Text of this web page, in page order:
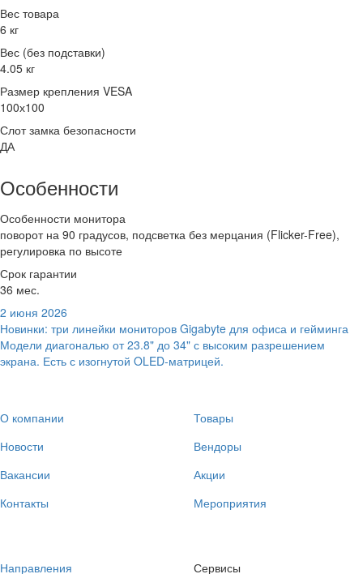
Вес товара
6 кг
Вес (без подставки)
4.05 кг
Размер крепления VESA
100х100
Слот замка безопасности
ДА
Особенности
Особенности монитора
поворот на 90 градусов, подсветка без мерцания (Flicker-Free),
регулировка по высоте
Срок гарантии
36 мес.
2 июня 2026
Новинки: три линейки мониторов Gigabyte для офиса и гейминга
Модели диагональю от 23.8" до 34" с высоким разрешением
экрана. Есть с изогнутой OLED-матрицей.
О компании
Новости
Вакансии
Контакты
Товары
Вендоры
Акции
Мероприятия
Направления
Сервисы